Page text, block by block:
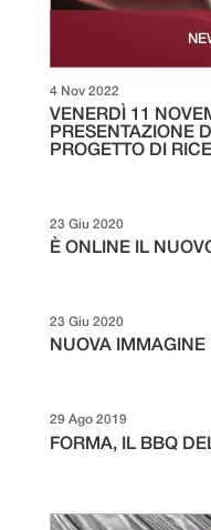
VENERDÌ 11
PRESENTAZIONE
PROGETTO DI
4 Nov 2022
È ONLINE IL
23 Giu 2020
NUOVA IMMAGINE
23 Giu 2020
FORMA, IL BBQ
29 Ago 2019